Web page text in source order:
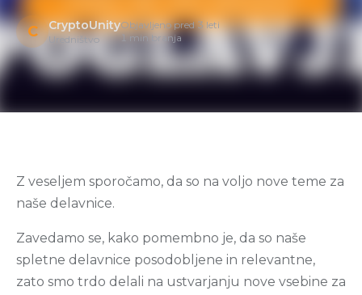
C CryptoUnity
Uredništvo
Objavljeno pred 3 leti
1 min branja
Z veseljem sporočamo, da so na voljo nove teme za
naše delavnice.
Zavedamo se, kako pomembno je, da so naše
spletne delavnice posodobljene in relevantne,
zato smo trdo delali na ustvarjanju nove vsebine za